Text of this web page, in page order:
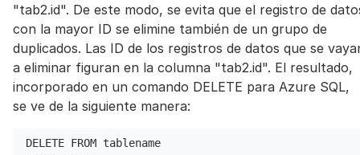
"tab2.id". De este modo, se evita que el registro de
con la mayor ID se elimine también de un grupo de
duplicados. Las ID de los registros de datos que se
a eliminar figuran en la columna "tab2.id". El resultado,
incorporado en un comando DELETE para Azure SQL,
se ve de la siguiente manera:
DELETE FROM tablename